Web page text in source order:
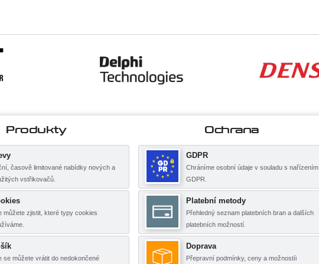
Produkty
časově limitované nabídky nových a
vstřikovačů.
můžete zjistit, které typy cookies
se můžete vrátit do nedokončené
Ochrana
GDPR
Chráníme osobní údaje v souladu s nařízením
GDPR.
Platební metody
Přehledný seznam platebních bran a dalších
platebních možností.
Doprava
Přepravní podmínky, ceny a možnostíi